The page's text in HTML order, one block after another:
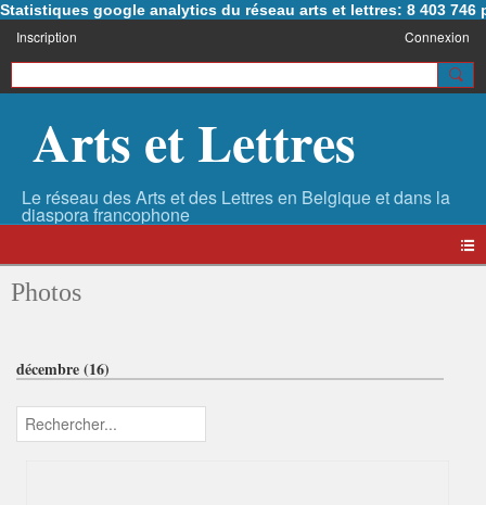
Statistiques google analytics du réseau arts et lettres: 8 403 746
Inscription Connexion
Arts et Lettres
Photos
décembre (16)